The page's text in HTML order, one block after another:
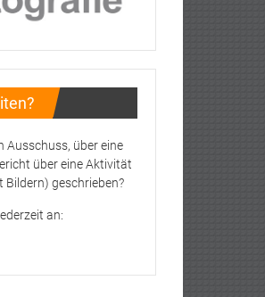
Ausschuss, über eine
über eine Aktivität
Bildern) geschrieben?
an: